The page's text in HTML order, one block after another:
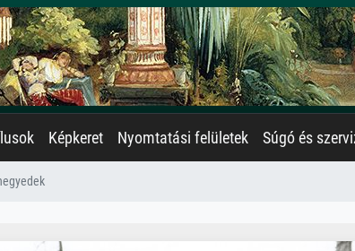
Képkeret Nyomtatási felületek Súgó és